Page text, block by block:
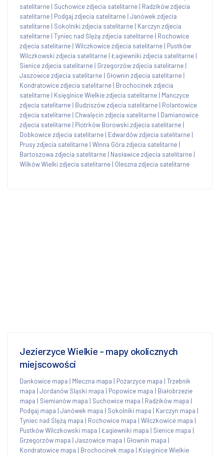
satelitarne | Suchowice zdjecia satelitarne | Radzików zdjecia
satelitarne | Podgaj zdjecia satelitarne | Janówek zdjecia
satelitarne | Sokolniki zdjecia satelitarne | Karczyn zdjecia
satelitarne | Tyniec nad Ślężą zdjecia satelitarne | Rochowice
zdjecia satelitarne | Wilczkowice zdjecia satelitarne | Pustków
Wilczkowski zdjecia satelitarne | Łagiewniki zdjecia satelitarne |
Sienice zdjecia satelitarne | Grzegorzów zdjecia satelitarne |
Jaszowice zdjecia satelitarne | Głownin zdjecia satelitarne |
Kondratowice zdjecia satelitarne | Brochocinek zdjecia
satelitarne | Księginice Wielkie zdjecia satelitarne | Mańczyce
zdjecia satelitarne | Budziszów zdjecia satelitarne | Rolantowice
zdjecia satelitarne | Chwalęcin zdjecia satelitarne | Damianowice
zdjecia satelitarne | Piotrków Borowski zdjecia satelitarne |
Dobkowice zdjecia satelitarne | Edwardów zdjecia satelitarne |
Prusy zdjecia satelitarne | Winna Góra zdjecia satelitarne |
Bartoszowa zdjecia satelitarne | Nasławice zdjecia satelitarne |
Wilków Wielki zdjecia satelitarne | Oleszna zdjecia satelitarne
Jezierzyce Wielkie - mapy okolicznych
miejscowości
Dankowice mapa | Mleczna mapa | Pożarzyce mapa | Trzebnik
mapa | Jordanów Śląski mapa | Popowice mapa | Białobrzezie
mapa | Siemianów mapa | Suchowice mapa | Radzików mapa |
Podgaj mapa | Janówek mapa | Sokolniki mapa | Karczyn mapa |
Tyniec nad Ślężą mapa | Rochowice mapa | Wilczkowice mapa |
Pustków Wilczkowski mapa | Łagiewniki mapa | Sienice mapa |
Grzegorzów mapa | Jaszowice mapa | Głownin mapa |
Kondratowice mapa | Brochocinek mapa | Księginice Wielkie